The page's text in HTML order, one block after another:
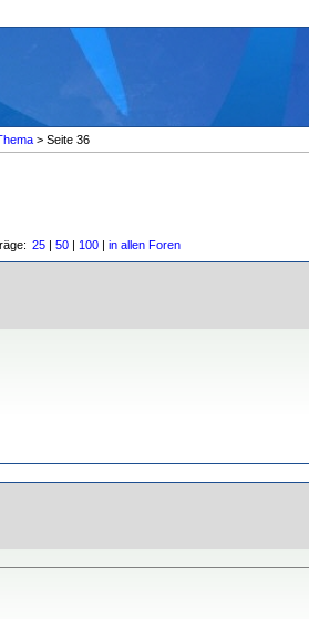
> Seite 36
25 | 50 | 100 | in allen Foren